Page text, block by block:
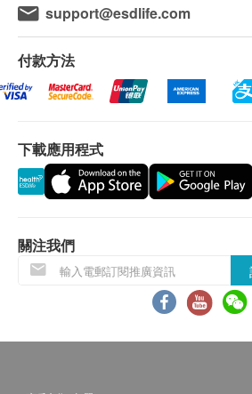
每日1-2粒
主要成分
深海魚油 (含奧米加3、EPA、DHA)
所有訂單須視乎相關貨品的供
認。倘若健康網購
單上的貨品，健康網購
受該訂單，並且會於送貨前透
退換條款：
當顧客收取已訂購之貨品時，有
有損毀情況，一經確認簽收，恕
或過期退回，供應商有權不受
如有其他損壞或遺漏查詢，顧
正本，並於送貨後3個工作天內
明製藥 客戶服務部跟進。
電郵:marketing@wmm.com.hk
support@esdlife.com
付款方法
下載應用程式
關注我們